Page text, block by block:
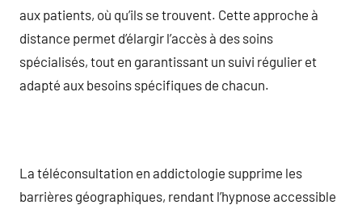
aux patients, où qu’ils se trouvent. Cette approche à
distance permet d’élargir l’accès à des soins
spécialisés, tout en garantissant un suivi régulier et
adapté aux besoins spécifiques de chacun.
La téléconsultation en addictologie supprime les
barrières géographiques, rendant l’hypnose accessible